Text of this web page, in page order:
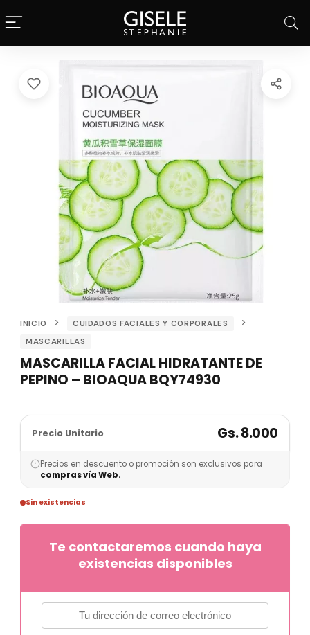
INICIO
CUIDADOS FACIALES Y CORPORALES
MASCARILLAS
MASCARILLA FACIAL HIDRATANTE DE
PEPINO – BIOAQUA BQY74930
Precio Unitario Gs. 8.000
Precios en descuento o promoción son exclusivos para
compras vía Web.
Sin existencias
Te contactaremos cuando haya
existencias disponibles